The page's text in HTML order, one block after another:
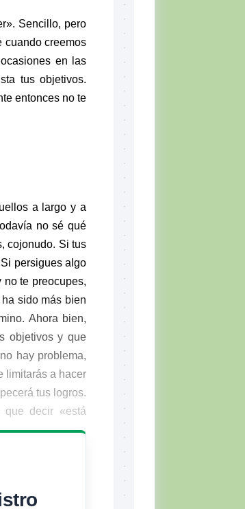
Sencillo, pero
cuando creemos
en las
tus objetivos.
entonces no te
a largo y a
no sé qué
cojonudo. Si tus
persigues algo
te preocupes,
sido más bien
Ahora bien,
objetivos y que
hay problema,
limitarás a hacer
tus logros.
que decir «está